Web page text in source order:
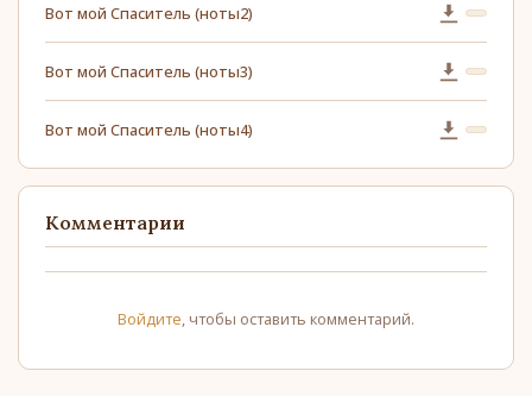
Вот мой Спаситель (ноты2)
Вот мой Спаситель (ноты3)
Вот мой Спаситель (ноты4)
Комментарии
Войдите, чтобы оставить комментарий.